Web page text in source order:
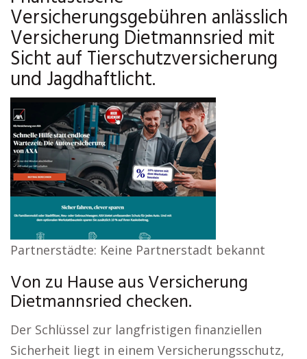
Versicherungsgebühren anlässlich
Versicherung Dietmannsried mit
Sicht auf Tierschutzversicherung
und Jagdhaftlicht.
Partnerstädte: Keine Partnerstadt bekannt
Von zu Hause aus Versicherung
Dietmannsried checken.
Der Schlüssel zur langfristigen finanziellen
Sicherheit liegt in einem Versicherungsschutz,